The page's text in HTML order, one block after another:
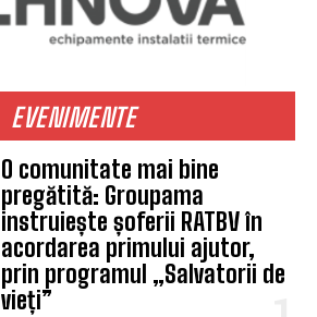
EVENIMENTE
O comunitate mai bine
pregătită: Groupama
instruiește șoferii RATBV în
acordarea primului ajutor,
prin programul „Salvatorii de
vieți”